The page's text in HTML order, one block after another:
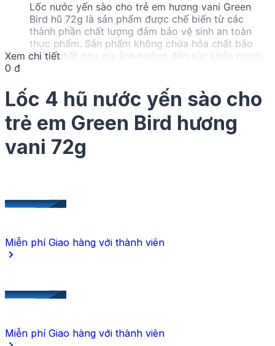
Lốc nước yến sào cho trẻ em hương vani Green
Bird hũ 72g là sản phẩm được chế biến từ các
thành phần chất lượng đảm bảo vệ sinh an toàn
thực phẩm. Sản phẩm không chứa hóa chất bảo
quản, chất phụ gia ảnh hưởng đến sức khỏe người
Nguồn gốc
VIETNAM
Đơn vị
LỐC
Khối lượng
4 hũ x 72g
Uống trực tiếp, ngon hơn khi lạnh.
Xem chi tiết
0 đ
Lốc 4 hũ nước yến sào cho
trẻ em Green Bird hương
vani 72g
Miễn phí Giao hàng với thành viên
Miễn phí Giao hàng với thành viên